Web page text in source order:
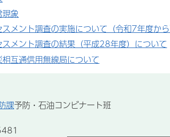
現象
メント調査の実施について（令和7年度か
メント調査の結果（平成28年度）について
互通信用無線局について
課予防・石油コンビナート班